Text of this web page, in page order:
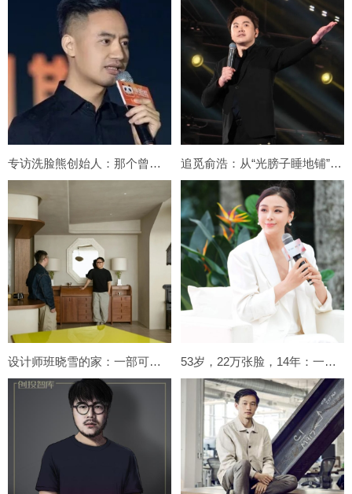
专访洗脸熊创始人：那个曾经吃不起饭的人，花了500万拍下张雪机车｜独家 追觅俞浩：从“光膀子睡地铺”的清华极客，到世界级品牌创始人
设计师班晓雪的家：一部可以居住的文艺电影 53岁，22万张脸，14年：一个医美创始人的真心话